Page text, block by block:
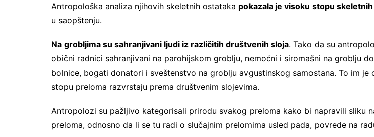
Antropološka analiza njihovih skeletnih ostataka pokazala je visoku stopu
u saopštenju.
Na grobljima su sahranjivani ljudi iz različitih društvenih sloja. Tako da su
obični radnici sahranjivani na parohijskom groblju, nemoćni i siromašni na groblju
bolnice, bogati donatori i sveštenstvo na groblju avgustinskog samostana. To im je
stopu preloma razvrstaju prema društvenim slojevima.
Antropolozi su pažljivo kategorisali prirodu svakog preloma kako bi napravili sliku
preloma, odnosno da li se tu radi o slučajnim prelomima usled pada, povrede na